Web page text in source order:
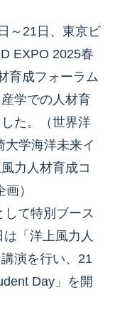
～21日、東京ビ
EXPO 2025春
育成フォーラム
学での人材育
た。（世界洋
大学海洋未来イ
力人材育成コ
）
て特別ブース
「洋上風力人
演を行い、21
Day」を開